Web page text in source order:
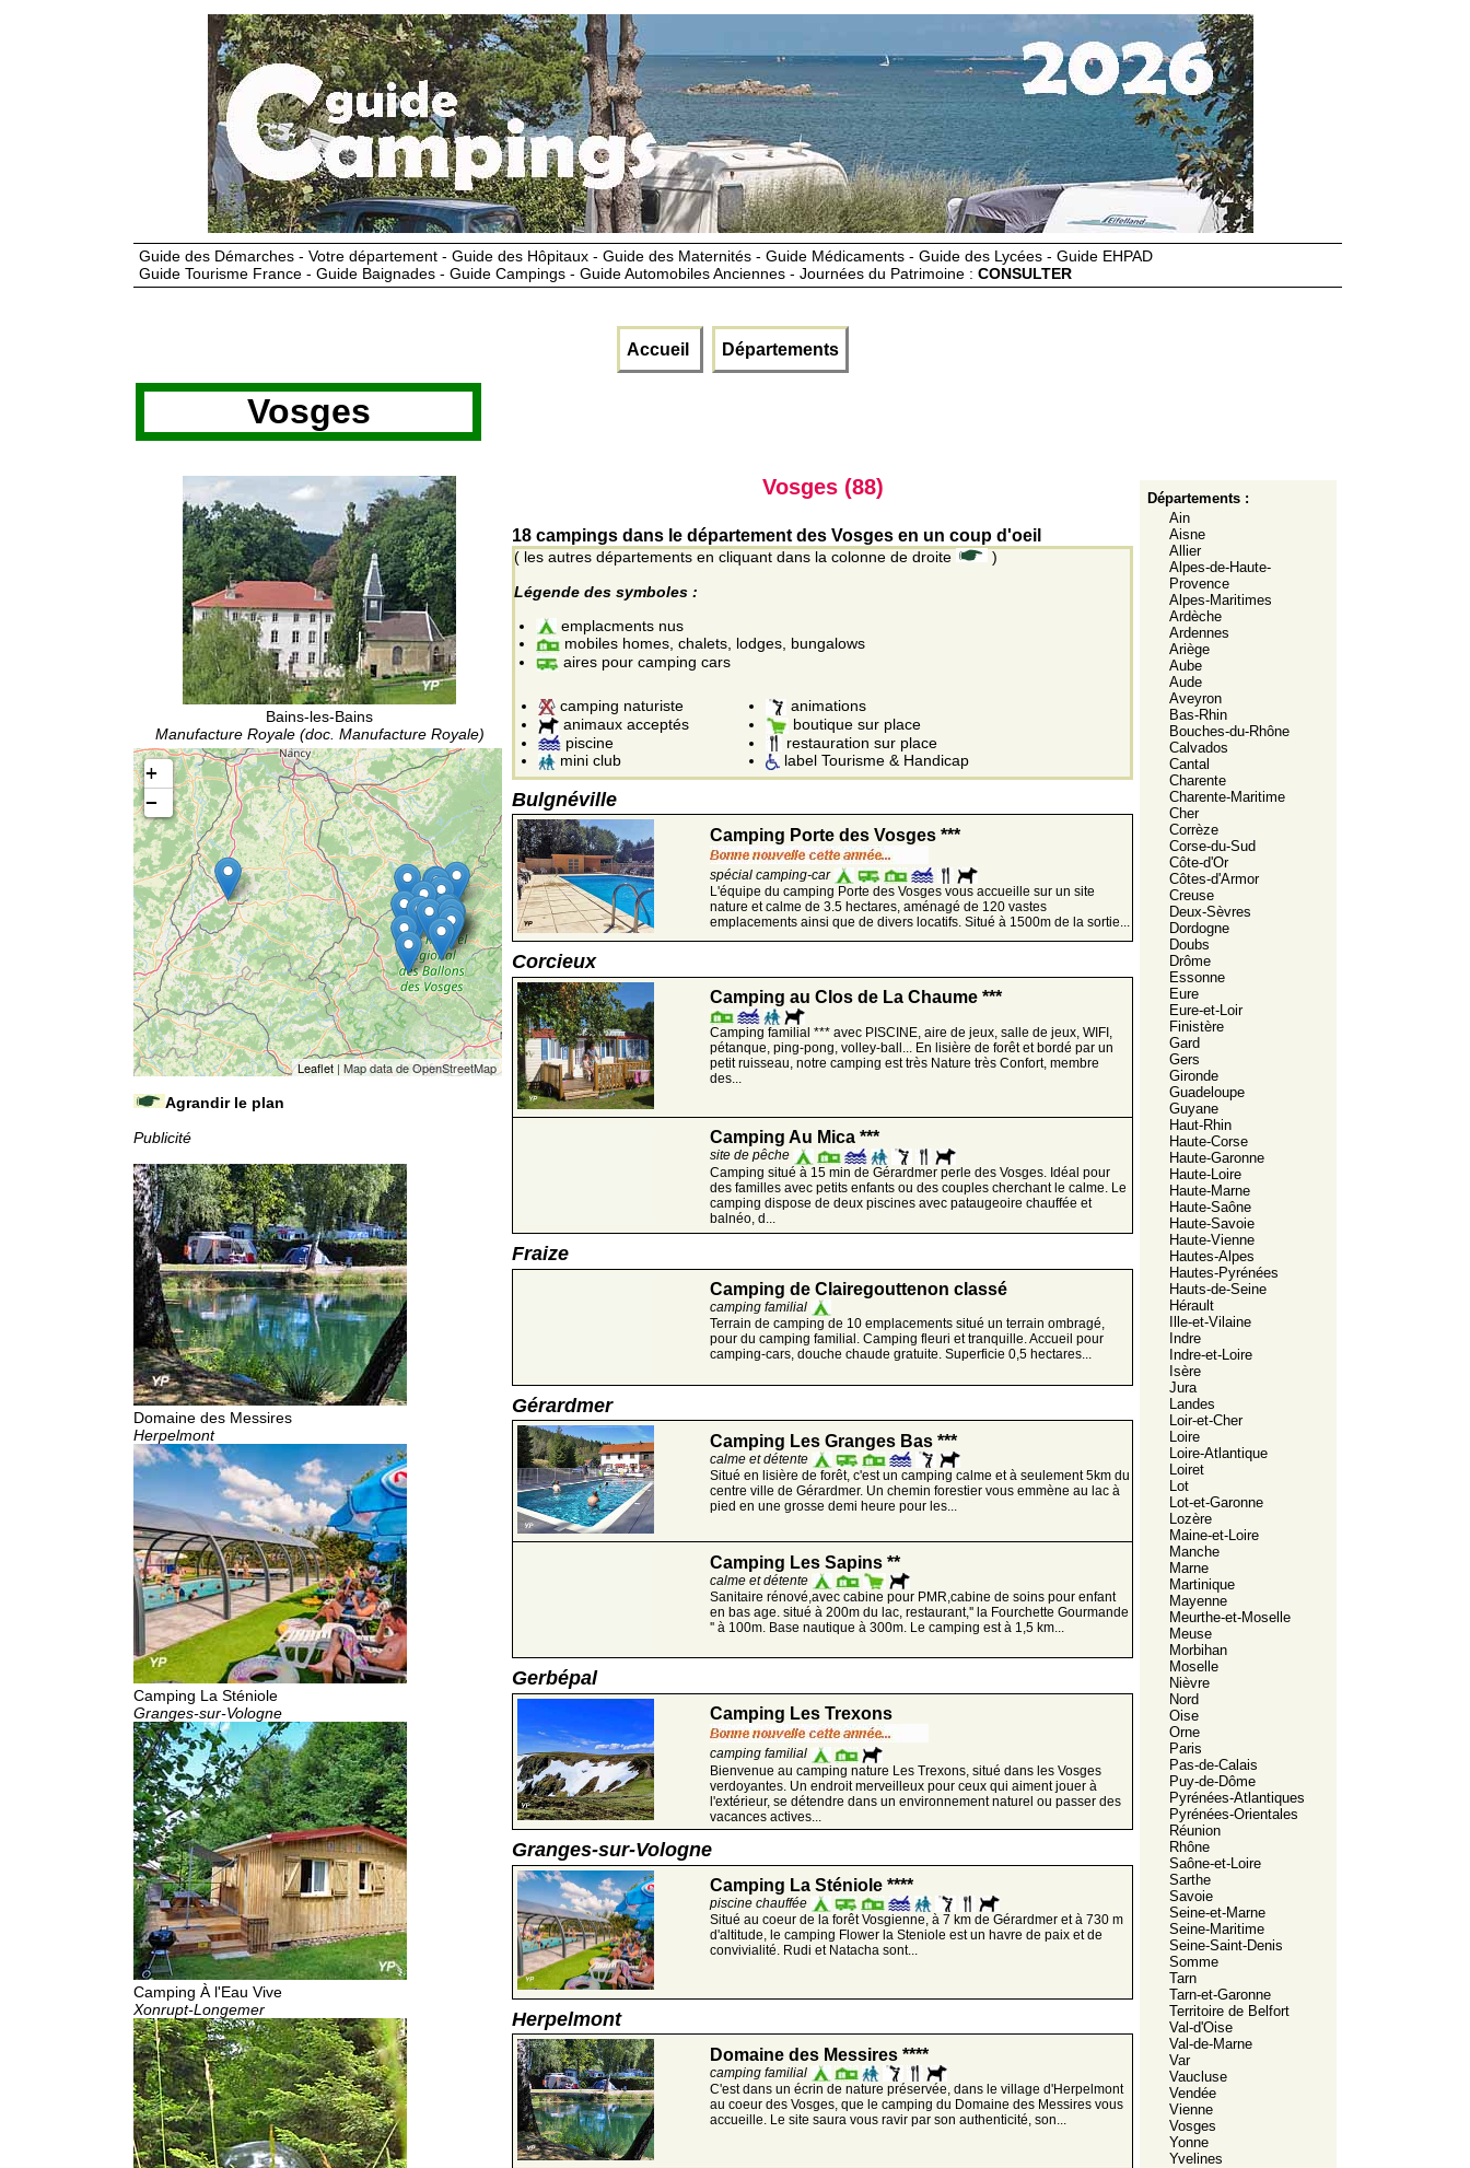
Guide des Démarches - Votre département - Guide des Hôpitaux - Guide des Maternités - Guide Médicaments - Guide des Lycées - Guide EHPAD
Guide Tourisme France - Guide Baignades - Guide Campings - Guide Automobiles Anciennes - Journées du Patrimoine : CONSULTER
Accueil Départements
Vosges
Bains-les-Bains
Manufacture Royale (doc. Manufacture Royale)
+
−
Leaflet| Map data de OpenStreetMap
Agrandir le plan
Publicité
Domaine des Messires
Herpelmont
Camping La Sténiole
Granges-sur-Vologne
Camping À l'Eau Vive
Xonrupt-Longemer
Départements :
Ain
Aisne
Allier
Alpes-de-Haute-
Provence
Alpes-Maritimes
Ardèche
Ardennes
Ariège
Aube
Aude
Aveyron
Bas-Rhin
Bouches-du-Rhône
Calvados
Cantal
Charente
Charente-Maritime
Cher
Corrèze
Corse-du-Sud
Côte-d'Or
Côtes-d'Armor
Creuse
Deux-Sèvres
Dordogne
Doubs
Drôme
Essonne
Eure
Eure-et-Loir
Finistère
Gard
Gers
Gironde
Guadeloupe
Guyane
Haut-Rhin
Haute-Corse
Haute-Garonne
Haute-Loire
Haute-Marne
Haute-Saône
Haute-Savoie
Haute-Vienne
Hautes-Alpes
Hautes-Pyrénées
Hauts-de-Seine
Hérault
Ille-et-Vilaine
Indre
Indre-et-Loire
Isère
Jura
Landes
Loir-et-Cher
Loire
Loire-Atlantique
Loiret
Lot
Lot-et-Garonne
Lozère
Maine-et-Loire
Manche
Marne
Martinique
Mayenne
Meurthe-et-Moselle
Meuse
Morbihan
Moselle
Nièvre
Nord
Oise
Orne
Paris
Pas-de-Calais
Puy-de-Dôme
Pyrénées-Atlantiques
Pyrénées-Orientales
Réunion
Rhône
Saône-et-Loire
Sarthe
Savoie
Seine-et-Marne
Seine-Maritime
Seine-Saint-Denis
Somme
Tarn
Tarn-et-Garonne
Territoire de Belfort
Val-d'Oise
Val-de-Marne
Var
Vaucluse
Vendée
Vienne
Vosges
Yonne
Yvelines
Vosges (88)
18 campings dans le département des Vosges en un coup d'oeil
( les autres départements en cliquant dans la colonne de droite
)
Légende des symboles :
emplacments nus
mobiles homes, chalets, lodges, bungalows
aires pour camping cars
camping naturiste
animaux acceptés
piscine
mini club
animations
boutique sur place
restauration sur place
label Tourisme & Handicap
Bulgnéville
Camping Porte des Vosges ***
spécial camping-car
L'équipe du camping Porte des Vosges vous accueille sur un site
nature et calme de 3.5 hectares, aménagé de 120 vastes
emplacements ainsi que de divers locatifs. Situé à 1500m de la sortie...
Corcieux
Camping au Clos de La Chaume ***
Camping familial *** avec PISCINE, aire de jeux, salle de jeux, WIFI,
pétanque, ping-pong, volley-ball... En lisière de forêt et bordé par un
petit ruisseau, notre camping est très Nature très Confort, membre
des...
Camping Au Mica ***
site de pêche
Camping situé à 15 min de Gérardmer perle des Vosges. Idéal pour
des familles avec petits enfants ou des couples cherchant le calme. Le
camping dispose de deux piscines avec pataugeoire chauffée et
balnéo, d...
Fraize
Camping de Clairegouttenon classé
camping familial
Terrain de camping de 10 emplacements situé un terrain ombragé,
pour du camping familial. Camping fleuri et tranquille. Accueil pour
camping-cars, douche chaude gratuite. Superficie 0,5 hectares...
Gérardmer
Camping Les Granges Bas ***
calme et détente
Situé en lisière de forêt, c'est un camping calme et à seulement 5km du
centre ville de Gérardmer. Un chemin forestier vous emmène au lac à
pied en une grosse demi heure pour les...
Camping Les Sapins **
calme et détente
Sanitaire rénové,avec cabine pour PMR,cabine de soins pour enfant
en bas age. situé à 200m du lac, restaurant,'' la Fourchette Gourmande
'' à 100m. Base nautique à 300m. Le camping est à 1,5 km...
Gerbépal
Camping Les Trexons
camping familial
Bienvenue au camping nature Les Trexons, situé dans les Vosges
verdoyantes. Un endroit merveilleux pour ceux qui aiment jouer à
l'extérieur, se détendre dans un environnement naturel ou passer des
vacances actives...
Granges-sur-Vologne
Camping La Sténiole ****
piscine chauffée
Situé au coeur de la forêt Vosgienne, à 7 km de Gérardmer et à 730 m
d'altitude, le camping Flower la Steniole est un havre de paix et de
convivialité. Rudi et Natacha sont...
Herpelmont
Domaine des Messires ****
camping familial
C'est dans un écrin de nature préservée, dans le village d'Herpelmont
au coeur des Vosges, que le camping du Domaine des Messires vous
accueille. Le site saura vous ravir par son authenticité, son...